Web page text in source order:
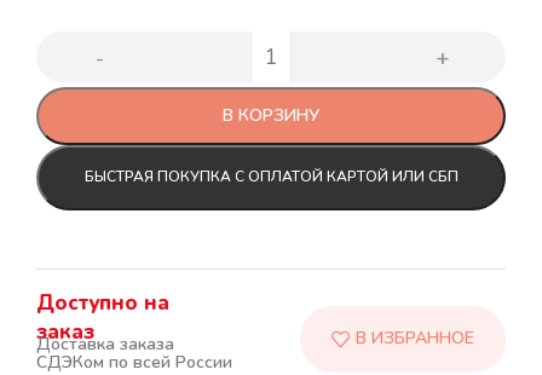
Доступно на
заказ
В КОРЗИНУ
БЫСТРАЯ ПОКУПКА С ОПЛАТОЙ КАРТОЙ ИЛИ СБП
Доставка заказа
СДЭКом по всей России